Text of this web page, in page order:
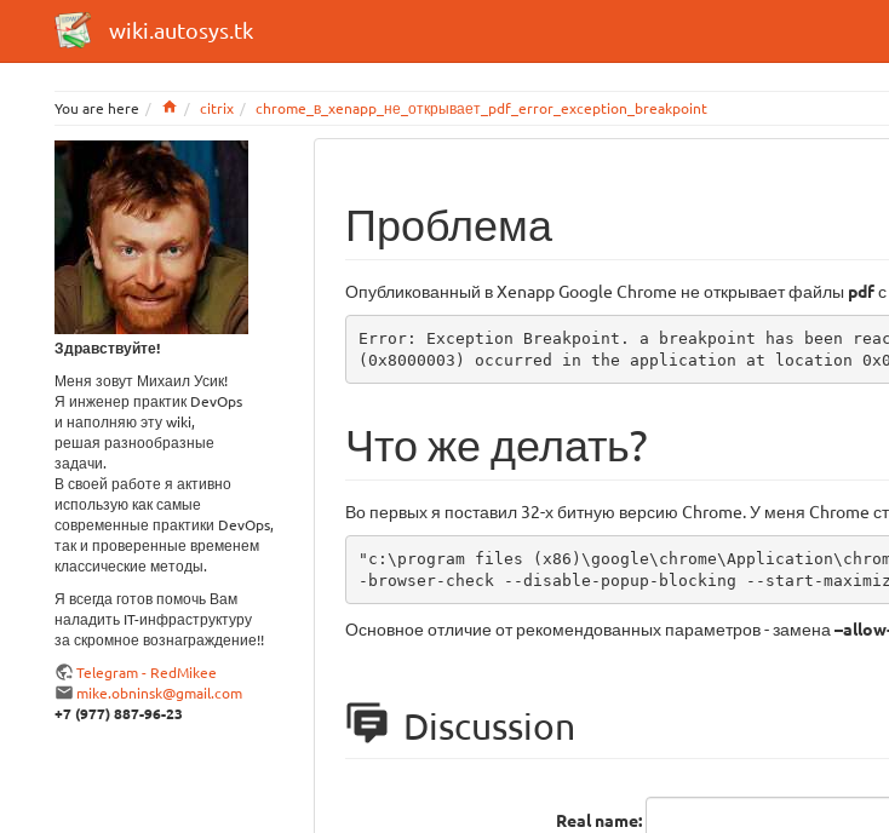
wiki.autosys.tk
You are here Homecitrix chrome_в_xenapp_не_открывает_pdf_error_exception_breakpoint
Здравствуйте!
Меня зовут Михаил Усик!
Я инженер практик DevOps
и наполняю эту wiki,
решая разнообразные
задачи.
В своей работе я активно
использую как самые
современные практики DevOps,
так и проверенные временем
классические методы.
Я всегда готов помочь Вам
наладить IT-инфраструктуру
за скромное вознаграждение!!
Telegram - RedMikee
mike.obninsk@gmail.com
+7 (977) 887-96-23
Проблема
Опубликованный в Xenapp Google Chrome не открывает файлы pdf
Error: Exception Breakpoint. a breakpoint has been
(0x8000003) occurred in the application at location
Что же делать?
Во первых я поставил 32-х битную версию Chrome. У меня Chrome
"c:\program files
-browser-check --disable-popup-blocking --start-
Основное отличие от рекомендованных параметров - замена
Discussion
Real name: